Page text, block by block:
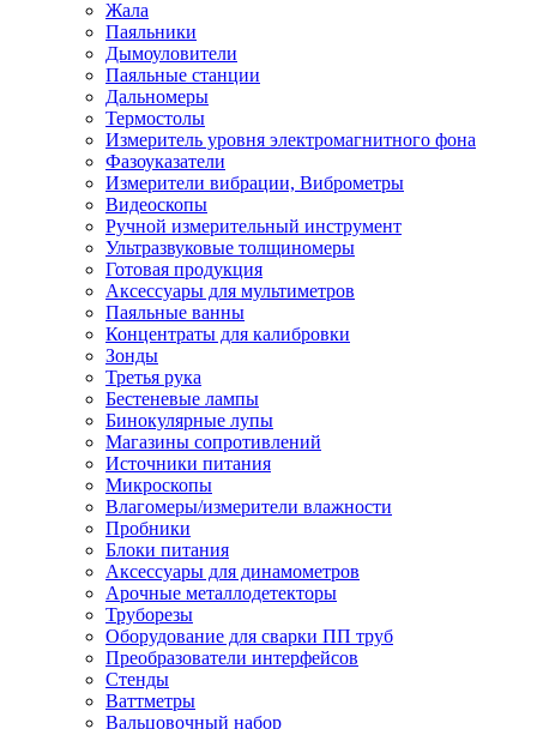
Жала
Паяльники
Дымоуловители
Паяльные станции
Дальномеры
Термостолы
Измеритель уровня электромагнитного фона
Фазоуказатели
Измерители вибрации, Виброметры
Видеоскопы
Ручной измерительный инструмент
Ультразвуковые толщиномеры
Готовая продукция
Аксессуары для мультиметров
Паяльные ванны
Концентраты для калибровки
Зонды
Третья рука
Бестеневые лампы
Бинокулярные лупы
Магазины сопротивлений
Источники питания
Микроскопы
Влагомеры/измерители влажности
Пробники
Блоки питания
Аксессуары для динамометров
Арочные металлодетекторы
Труборезы
Оборудование для сварки ПП труб
Преобразователи интерфейсов
Стенды
Ваттметры
Вальцовочный набор